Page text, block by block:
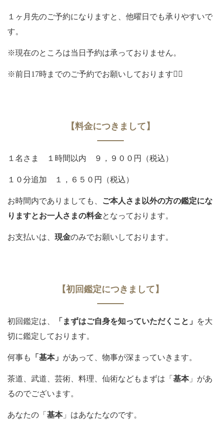
１ヶ月先のご予約になりますと、他曜日でも承りやすいで
す。
※現在のところは当日予約は承っておりません。
※前日17時までのご予約でお願いしております🙇‍♀️
【料金につきまして】
１名さま １時間以内 ９，９００円（税込）
１０分追加 １，６５０円（税込）
お時間内でありましても、
ご本人さま以外の方の鑑定にな
りますとお一人さまの料金となっております。
お支払いは、 現金のみでお願いしております。
【初回鑑定につきまして】
初回鑑定は、 「まずはご自身を知っていただくこと」
を大
切に鑑定しております。
何事も 「基本」 があって、物事が深まっていきます。
茶道、武道、芸術、料理、仙術などもまずは「 基本」があ
るのでございます。
あなたの「 基本」はあなたなのです。